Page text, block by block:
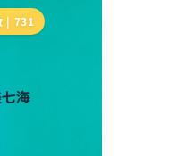
| 731
海